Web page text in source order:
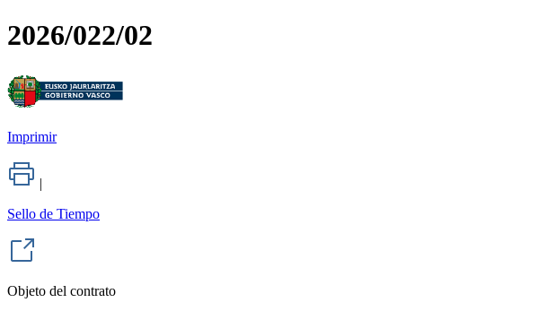
2026/022/02
Imprimir
|
Sello de Tiempo
Objeto del contrato